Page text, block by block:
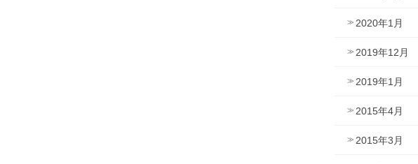
2020年1月
2019年12月
2019年1月
2015年4月
2015年3月